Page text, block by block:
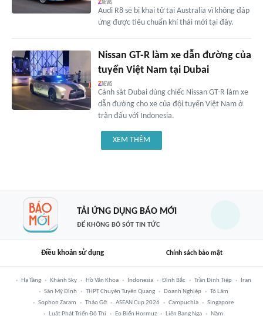
Audi R8 sẽ bị khai tử tại Australia vì không đáp
ứng được tiêu chuẩn khí thải mới tại đây.
Nissan GT-R làm xe dẫn đường của
tuyển Việt Nam tại Dubai
Cảnh sát Dubai dùng chiếc Nissan GT-R làm xe
dẫn đường cho xe của đội tuyển Việt Nam ở
trận đấu với Indonesia.
XEM THÊM
TẢI ỨNG DỤNG BÁO MỚI
ĐỂ KHÔNG BỎ SÓT TIN TỨC
Điều khoản sử dụng Chính sách bảo mật
Hạ Tầng Khánh Sky Hồ Văn Khoa Indonesia Đình Bắc Trần Đình Tiệp
Iran
Sân Mỹ Đình
THPT Chuyên Tuyên Quang Doanh Nghiệp
Tô Lâm
Sophon Zaram
Tháo Gỡ ASEAN Cup 2026 Campuchia
Singapore
Luật Phát Triển Đô Thị
Eo Biển Hormuz Liên Bang Nga Năm